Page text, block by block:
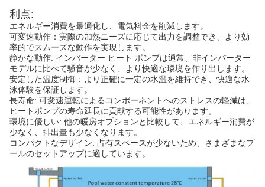
利点:
エネルギー消費を最適化し、電気料金を削減します。
可変速動作：実際の加熱ニーズに応じて出力を調整でき、より効
率的でスムーズな動作を実現します。
静かな動作: インバーター ヒート ポンプは通常、非インバーター
モデルに比べて騒音が少なく、より快適な環境を作り出します。
安定した温度制御：より正確に一定の水温を維持でき、快適な水
泳体験を保証します。
長寿命: 可変速運転によるコンポーネントへのストレスの軽減は、
ヒートポンプの寿命延長に貢献する可能性があります。
環境に優しい: 他の暖房オプションと比較して、エネルギー消費が
少なく、排出量も少なくなります。
コンパクトなデザイン: 占有スペースが少ないため、さまざまなプ
ールのセットアップに適しています。